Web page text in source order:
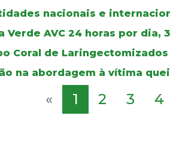
nacionais e
Verde AVC 24 horas por dia,
Coral de Laringectomizados
na abordagem à vítima
« 1 2 3 4